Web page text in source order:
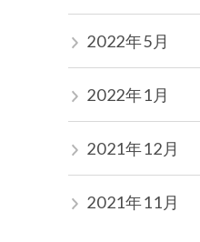
2022年5月
2022年1月
2021年12月
2021年11月